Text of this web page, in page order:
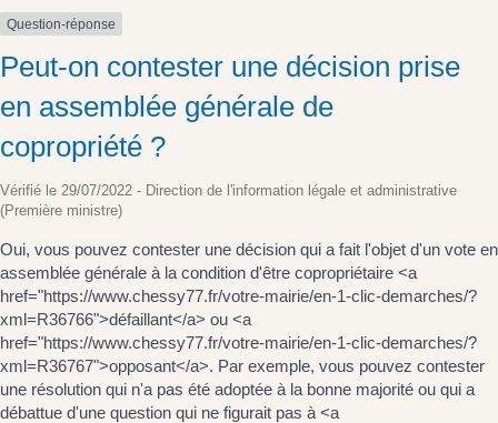
Question-réponse
Peut-on contester une décision prise
en assemblée générale de
copropriété ?
Vérifié le 29/07/2022 - Direction de l'information légale et administrative
(Première ministre)
Oui, vous pouvez contester une décision qui a fait l'objet d'un vote en
assemblée générale à la condition d'être copropriétaire <a
href="https://www.chessy77.fr/votre-mairie/en-1-clic-demarches/?
xml=R36766">défaillant</a> ou <a
href="https://www.chessy77.fr/votre-mairie/en-1-clic-demarches/?
xml=R36767">opposant</a>. Par exemple, vous pouvez contester
une résolution qui n'a pas été adoptée à la bonne majorité ou qui a
débattue d'une question qui ne figurait pas à <a